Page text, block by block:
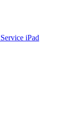
Service iPad